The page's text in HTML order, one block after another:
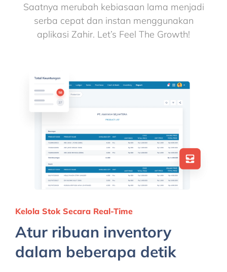
Saatnya merubah kebiasaan lama menjadi
serba cepat dan instan menggunakan
aplikasi Zahir. Let’s Feel The Growth!
Kelola Stok Secara Real-Time
Atur ribuan inventory
dalam beberapa detik